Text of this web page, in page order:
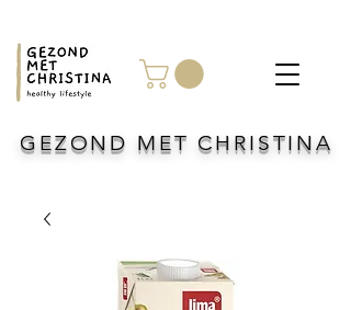
GEZOND MET CHRISTINA